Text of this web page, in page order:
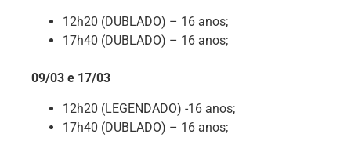
12h20 (DUBLADO) – 16 anos;
17h40 (DUBLADO) – 16 anos;
09/03 e 17/03
12h20 (LEGENDADO) -16 anos;
17h40 (DUBLADO) – 16 anos;